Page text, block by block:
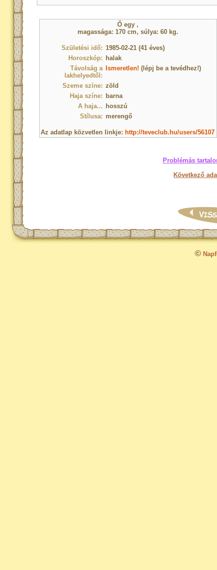
Ő egy ,
magassága: 170 cm, súlya: 60 kg.
Születési idő: 1985-02-21 (41 éves)
Horoszkóp: halak
Távolság a
lakhelyedtől:
Ismeretlen! (lépj be a tevédhez!)
Szeme színe: zöld
Haja színe: barna
A haja... hosszú
Stílusa: merengő
Az adatlap közvetlen linkje: http://teveclub.hu/users/56107
Problémás
Következő
©